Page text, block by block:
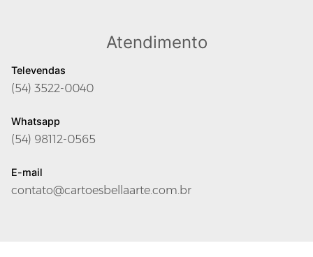
Atendimento
Televendas
(54) 3522-0040
Whatsapp
(54) 98112-0565
E-mail
contato@cartoesbellaarte.com.br